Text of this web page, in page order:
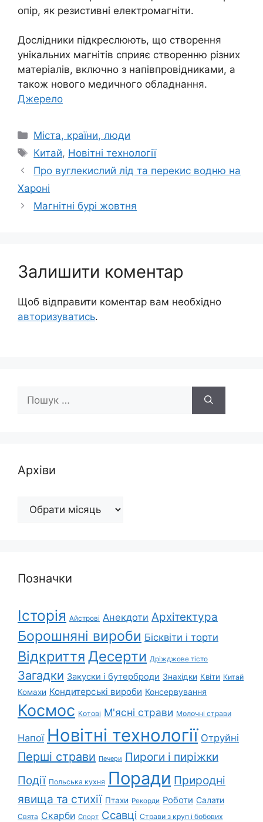
опір, як резистивні електромагніти.
Дослідники підкреслюють, що створення
унікальних магнітів сприяє створенню різних
матеріалів, включно з напівпровідниками, а
також нового медичного обладнання.
Джерело
Категорії
Міста, країни, люди
Позначки
Китай, Новітні технології
Про вуглекислий лід та перекис водню на
Хароні
Магнітні бурі жовтня
Залишити коментар
Щоб відправити коментар вам необхідно
авторизуватись.
Архіви
Архіви
Позначки
Історія Айстрові Анекдоти Архітектура
Борошняні вироби Бісквіти і торти
Відкриття Десерти Дріжджове тісто
Загадки Закуски і бутерброди Знахідки Квіти Китай
Комахи Кондитерські вироби Консервування
Космос Котові М'ясні страви Молочні страви
Напої Новітні технології Отруйні
Перші страви Печери Пироги і пиріжки
Події Польська кухня Поради Природні
явища та стихії Птахи Рекорди Роботи Салати
Свята Скарби Спорт Ссавці Страви з круп і бобових